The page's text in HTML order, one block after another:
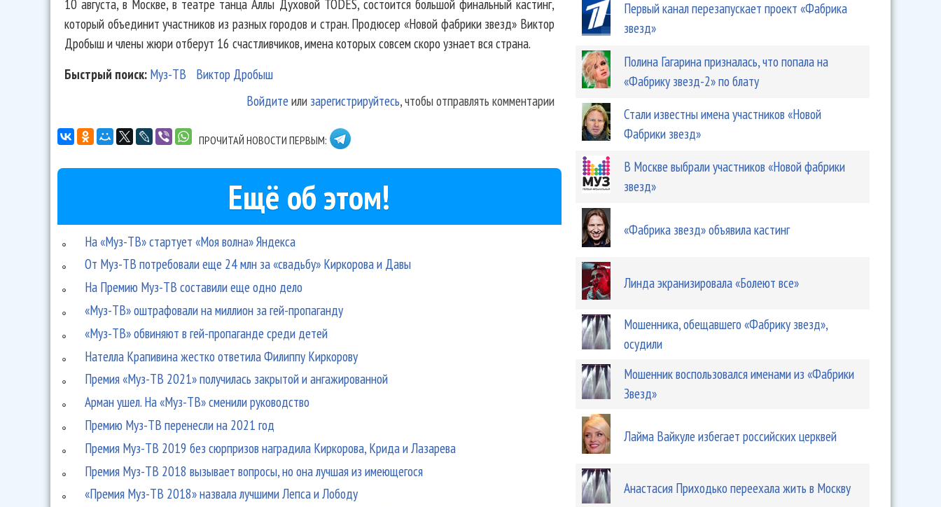
10 августа, в Москве, в театре танца Аллы Духовой TODES, состоится большой финальный кастинг,
который объединит участников из разных городов и стран. Продюсер «Новой фабрики звезд» Виктор
Дробыш и члены жюри отберут 16 счастливчиков, имена которых совсем скоро узнает вся страна.
Быстрый поиск: Муз-ТВ
Виктор Дробыш
Войдите или зарегистрируйтесь, чтобы отправлять комментарии
ПРОЧИТАЙ НОВОСТИ ПЕРВЫМ:
Ещё об этом!
На «Муз-ТВ» стартует «Моя волна» Яндекса
От Муз-ТВ потребовали еще 24 млн за «свадьбу» Киркорова и Давы
На Премию Муз-ТВ составили еще одно дело
«Муз-ТВ» оштрафовали на миллион за гей-пропаганду
«Муз-ТВ» обвиняют в гей-пропаганде среди детей
Нателла Крапивина жестко ответила Филиппу Киркорову
Премия «Муз-ТВ 2021» получилась закрытой и ангажированной
Арман ушел. На «Муз-ТВ» сменили руководство
Премию Муз-ТВ перенесли на 2021 год
Премия Муз-ТВ 2019 без сюрпризов наградила Киркорова, Крида и Лазарева
Премия Муз-ТВ 2018 вызывает вопросы, но она лучшая из имеющегося
«Премия Муз-ТВ 2018» назвала лучшими Лепса и Лободу
Первый канал перезапускает проект «Фабрика
звезд»
Полина Гагарина призналась, что попала на
«Фабрику звезд-2» по блату
Стали известны имена участников «Новой
Фабрики звезд»
В Москве выбрали участников «Новой фабрики
звезд»
«Фабрика звезд» объявила кастинг
Линда экранизировала «Болеют все»
Мошенника, обещавшего «Фабрику звезд»,
осудили
Мошенник воспользовался именами из «Фабрики
Звезд»
Лайма Вайкуле избегает российских церквей
Анастасия Приходько переехала жить в Москву